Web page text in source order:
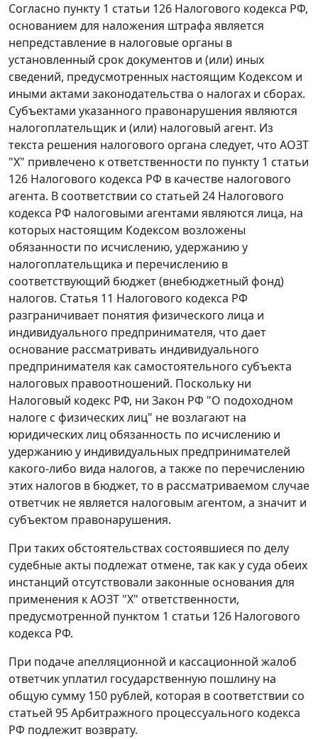
Согласно пункту 1 статьи 126 Налогового кодекса РФ,
основанием для наложения штрафа является
непредставление в налоговые органы в
установленный срок документов и (или) иных
сведений, предусмотренных настоящим Кодексом и
иными актами законодательства о налогах и сборах.
Субъектами указанного правонарушения являются
налогоплательщик и (или) налоговый агент. Из
текста решения налогового органа следует, что АОЗТ
"Х" привлечено к ответственности по пункту 1 статьи
126 Налогового кодекса РФ в качестве налогового
агента. В соответствии со статьей 24 Налогового
кодекса РФ налоговыми агентами являются лица, на
которых настоящим Кодексом возложены
обязанности по исчислению, удержанию у
налогоплательщика и перечислению в
соответствующий бюджет (внебюджетный фонд)
налогов. Статья 11 Налогового кодекса РФ
разграничивает понятия физического лица и
индивидуального предпринимателя, что дает
основание рассматривать индивидуального
предпринимателя как самостоятельного субъекта
налоговых правоотношений. Поскольку ни
Налоговый кодекс РФ, ни Закон РФ "О подоходном
налоге с физических лиц" не возлагают на
юридических лиц обязанность по исчислению и
удержанию у индивидуальных предпринимателей
какого-либо вида налогов, а также по перечислению
этих налогов в бюджет, то в рассматриваемом случае
ответчик не является налоговым агентом, а значит и
субъектом правонарушения.
При таких обстоятельствах состоявшиеся по делу
судебные акты подлежат отмене, так как у суда обеих
инстанций отсутствовали законные основания для
применения к АОЗТ "Х" ответственности,
предусмотренной пунктом 1 статьи 126 Налогового
кодекса РФ.
При подаче апелляционной и кассационной жалоб
ответчик уплатил государственную пошлину на
общую сумму 150 рублей, которая в соответствии со
статьей 95Арбитражного процессуального кодекса
РФ подлежит возврату.